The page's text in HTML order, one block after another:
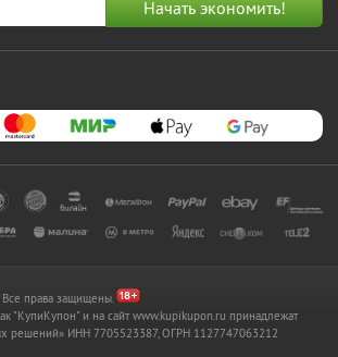
права защищены.
"КупиКупон" и на сайт www.kupikupon.ru принадлежат
решений» ИНН 7705523387, ОГРН 1127747063212